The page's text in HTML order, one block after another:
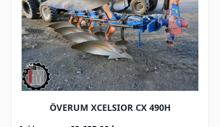
ÖVERUM XCELSIOR CX 490H